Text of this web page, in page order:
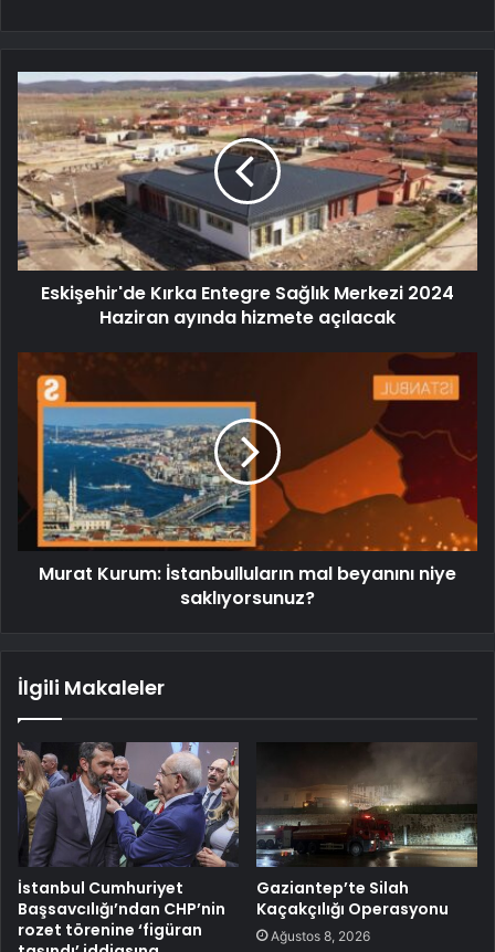
Eskişehir'de Kırka Entegre Sağlık Merkezi 2024
Haziran ayında hizmete açılacak
Murat Kurum: İstanbulluların mal beyanını niye
saklıyorsunuz?
İlgili Makaleler
İstanbul Cumhuriyet
Başsavcılığı’ndan CHP’nin
rozet törenine ‘figüran
Gaziantep’te Silah
Kaçakçılığı Operasyonu
Ağustos 8, 2026